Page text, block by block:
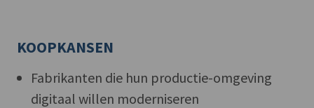
KOOPKANSEN
Fabrikanten die hun productie-omgeving
digitaal willen moderniseren